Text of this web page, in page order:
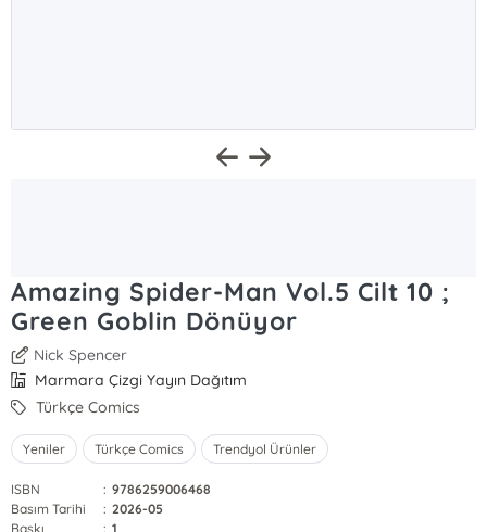
Amazing Spider-Man Vol.5 Cilt 10 ;
Green Goblin Dönüyor
Nick Spencer
Marmara Çizgi Yayın Dağıtım
Türkçe Comics
Yeniler Türkçe Comics Trendyol Ürünler
ISBN : 9786259006468
Basım Tarihi
: 2026-05
Baskı
: 1